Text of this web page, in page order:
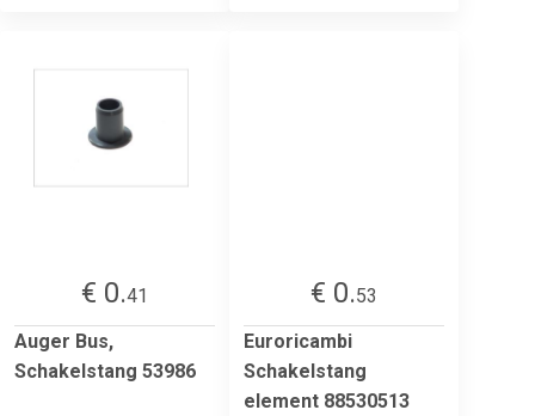
€ 0.41
Auger Bus,
Schakelstang 53986
€ 0.53
Euroricambi
Schakelstang
element 88530513